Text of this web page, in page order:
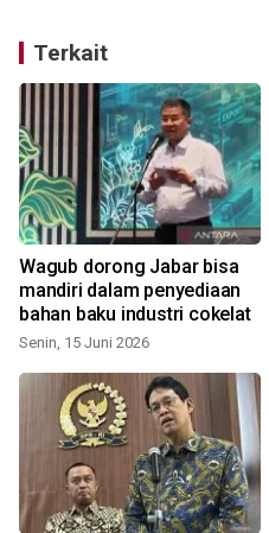
Terkait
Wagub dorong Jabar bisa
mandiri dalam penyediaan
bahan baku industri cokelat
Senin, 15 Juni 2026